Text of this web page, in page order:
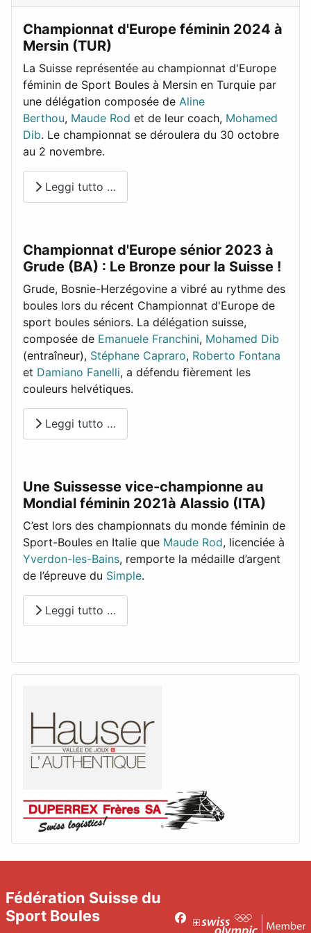
Championnat d'Europe féminin 2024 à
Mersin (TUR)
La Suisse représentée au championnat d'Europe
féminin de Sport Boules à Mersin en Turquie par
une délégation composée de Aline
Berthou, Maude Rod et de leur coach, Mohamed
Dib. Le championnat se déroulera du 30 octobre
au 2 novembre.
Leggi tutto …
Championnat d'Europe sénior 2023 à
Grude (BA) : Le Bronze pour la Suisse !
Grude, Bosnie-Herzégovine a vibré au rythme des
boules lors du récent Championnat d'Europe de
sport boules séniors. La délégation suisse,
composée de Emanuele Franchini, Mohamed Dib
(entraîneur), Stéphane Capraro, Roberto Fontana
et Damiano Fanelli, a défendu fièrement les
couleurs helvétiques.
Leggi tutto …
Une Suissesse vice-championne au
Mondial féminin 2021à Alassio (ITA)
C’est lors des championnats du monde féminin de
Sport-Boules en Italie que Maude Rod, licenciée à
Yverdon-les-Bains, remporte la médaille d’argent
de l’épreuve du Simple.
Leggi tutto …
Fédération Suisse du
Sport Boules
Facebook